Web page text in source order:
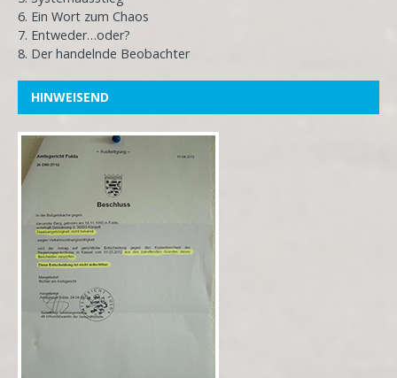
6. Ein Wort zum Chaos
7. Entweder…oder?
8. Der handelnde Beobachter
HINWEISEND